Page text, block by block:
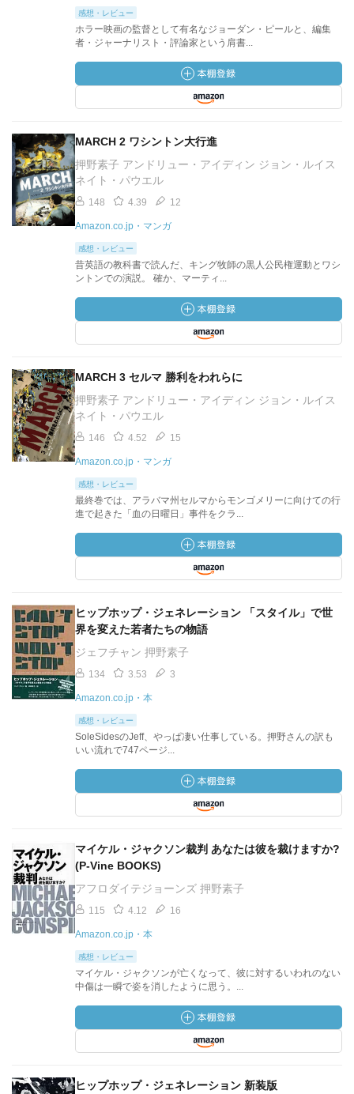
感想・レビュー
ホラー映画の監督として有名なジョーダン・ピールと、編集
者・ジャーナリスト・評論家という肩書...
MARCH 2 ワシントン大行進
押野素子 アンドリュー・アイディン ジョン・ルイス
ネイト・パウエル
148 4.39 12
Amazon.co.jp・マンガ
感想・レビュー
昔英語の教科書で読んだ、キング牧師の黒人公民権運動とワシ
ントンでの演説。 確か、マーティ...
MARCH 3 セルマ 勝利をわれらに
押野素子 アンドリュー・アイディン ジョン・ルイス
ネイト・パウエル
146 4.52 15
Amazon.co.jp・マンガ
感想・レビュー
最終巻では、アラバマ州セルマからモンゴメリーに向けての行
進で起きた「血の日曜日」事件をクラ...
ヒップホップ・ジェネレーション 「スタイル」で世
界を変えた若者たちの物語
ジェフチャン 押野素子
134 3.53 3
Amazon.co.jp・本
感想・レビュー
SoleSidesのJeff、やっぱ凄い仕事している。押野さんの訳も
いい流れで747ページ...
マイケル・ジャクソン裁判 あなたは彼を裁けますか?
(P‐Vine BOOKS)
アフロダイテジョーンズ 押野素子
115 4.12 16
Amazon.co.jp・本
感想・レビュー
マイケル・ジャクソンが亡くなって、彼に対するいわれのない
中傷は一瞬で姿を消したように思う。...
ヒップホップ・ジェネレーション 新装版